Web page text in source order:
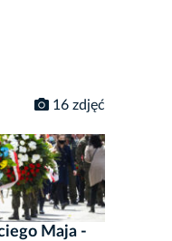
16 zdjęć
Maja -